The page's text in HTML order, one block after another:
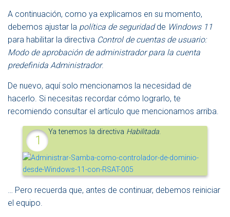
A continuación, como ya explicamos en su momento,
debemos ajustar la política de seguridadde Windows 11
para habilitar la directiva Control de cuentas de usuario:
Modo de aprobación de administrador para la cuenta
predefinida Administrador.
De nuevo, aquí solo mencionamos la necesidad de
hacerlo. Si necesitas recordar cómo lograrlo, te
recomiendo consultar el artículo que mencionamos arriba.
Ya tenemos la directiva Habilitada.
… Pero recuerda que, antes de continuar, debemos reiniciar
el equipo.